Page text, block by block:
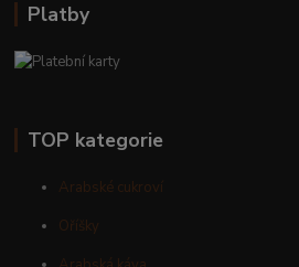
Platby
TOP kategorie
Arabské cukroví
Oříšky